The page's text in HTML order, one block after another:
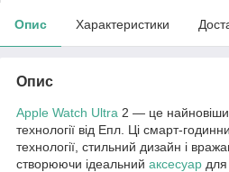
Опис Характеристики
Опис
Apple Watch Ultra 2 — це
технології від Епл. Ці смарт-
технології, стильний дизайн і
створюючи ідеальний аксесуар